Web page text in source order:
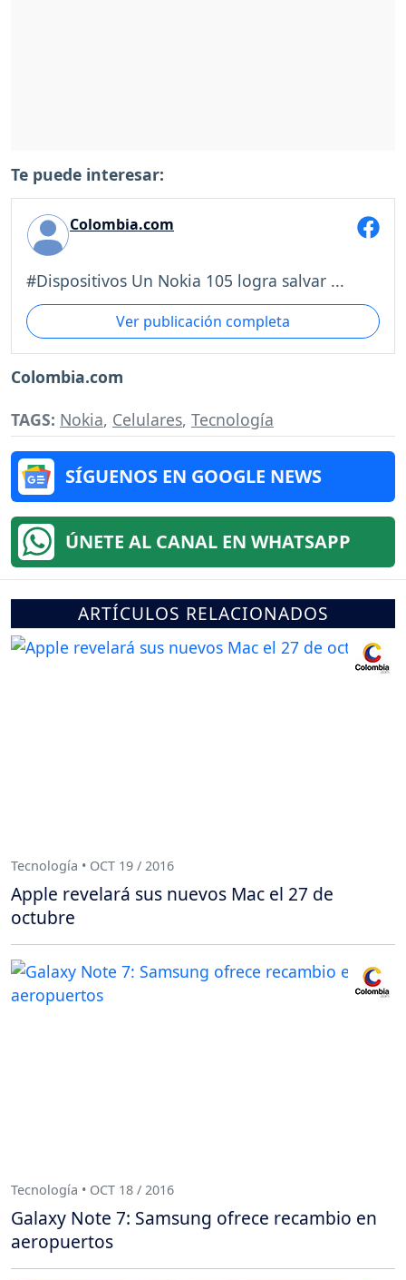
Te puede interesar:
Colombia.com
#Dispositivos Un Nokia 105 logra salvar ...
Ver publicación completa
Colombia.com
TAGS: Nokia, Celulares, Tecnología
SÍGUENOS EN GOOGLE NEWS
ÚNETE AL CANAL EN WHATSAPP
ARTÍCULOS RELACIONADOS
Tecnología • OCT 19 / 2016
Apple revelará sus nuevos Mac el 27 de
octubre
Tecnología • OCT 18 / 2016
Galaxy Note 7: Samsung ofrece recambio en
aeropuertos